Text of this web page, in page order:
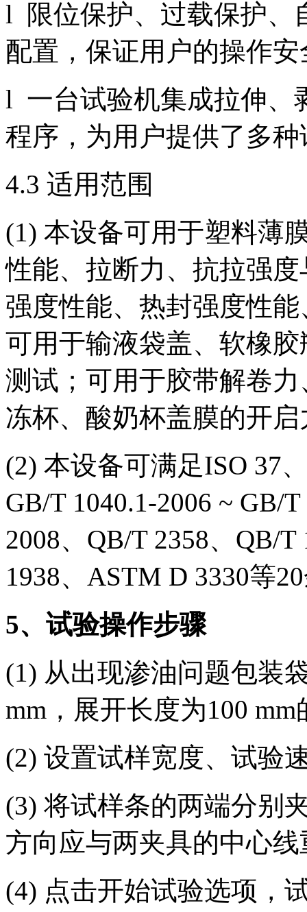
l 限位保护、过载保护、
配置，保证用户的操作安
l 一台试验机集成拉伸、
程序，为用户提供了多
4.3 适用范围
(1) 本设备可用于塑料薄
性能、拉断力、抗拉强
强度性能、热封强度性
可用于输液袋盖、软橡
测试；可用于胶带解卷
冻杯、酸奶杯盖膜的开
(2) 本设备可满足ISO 37
GB/T 1040.1-2006 ~ GB/
2008、QB/T 2358、QB/
1938、ASTM D 3330等
5、试验操作步骤
(1) 从出现渗油问题包装
mm，展开长度为100
(2) 设置试样宽度、试验
(3) 将试样条的两端分别
方向应与两夹具的中心线
(4) 点击开始试验选项，